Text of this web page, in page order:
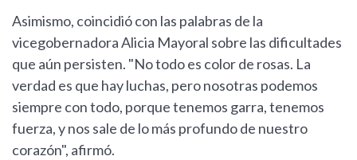
Asimismo, coincidió con las palabras de la
vicegobernadora Alicia Mayoral sobre las dificultades
que aún persisten. "No todo es color de rosas. La
verdad es que hay luchas, pero nosotras podemos
siempre con todo, porque tenemos garra, tenemos
fuerza, y nos sale de lo más profundo de nuestro
corazón", afirmó.